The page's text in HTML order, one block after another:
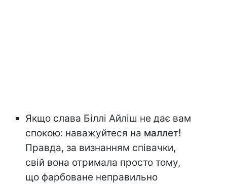
Якщо слава Біллі Айліш не дає вам
спокою: наважуйтеся на маллет!
Правда, за визнанням співачки,
свій вона отримала просто тому,
що фарбоване неправильно